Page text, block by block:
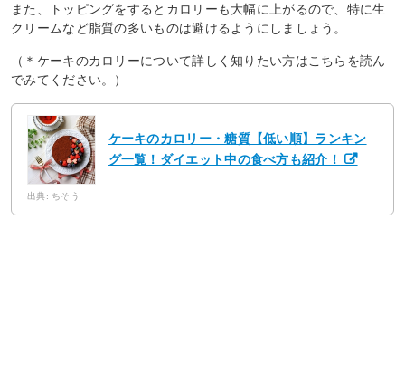
また、トッピングをするとカロリーも大幅に上がるので、特に生
クリームなど脂質の多いものは避けるようにしましょう。
（＊ケーキのカロリーについて詳しく知りたい方はこちらを読ん
でみてください。）
ケーキのカロリー・糖質【低い順】ランキン
グ一覧！ダイエット中の食べ方も紹介！
出典: ちそう